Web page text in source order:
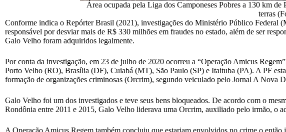
Área ocupada pela Liga dos Camponeses Pobres a 130 km
terras
Conforme indica o Repórter Brasil (2021), investigações do Ministério Público Federal
responsável por desviar mais de R$ 330 milhões em fraudes no estado, além de ser
Galo Velho foram adquiridos legalmente.
Por conta da investigação, em 23 de julho de 2020 ocorreu a “Operação Amicus
Porto Velho (RO), Brasília (DF), Cuiabá (MT), São Paulo (SP) e Itaituba (PA). A PF
formação de organizações criminosas (Orcrim), segundo veiculado pelo Jornal A Nova
Galo Velho foi um dos investigados e teve seus bens bloqueados. De acordo com o
Rondônia entre 2011 e 2015, Galo Velho liderava uma Orcrim, auxiliado pelo irmão, o